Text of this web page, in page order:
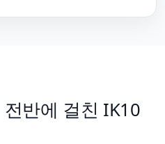
반에 걸친 IK10